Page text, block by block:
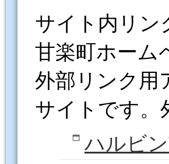
サイト内リ
甘楽町ホーム
外部リンク用
サイトです。
ハルビ